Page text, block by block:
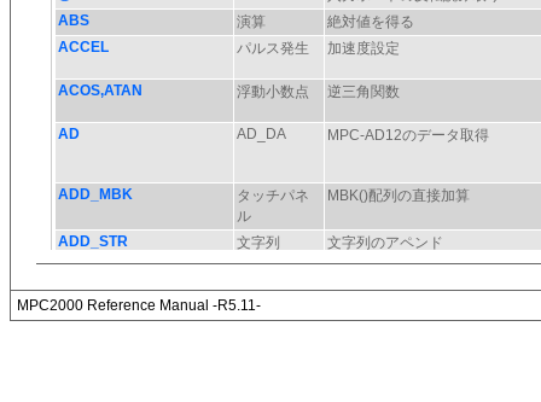
MPC2000 Reference Manual -R5.11-